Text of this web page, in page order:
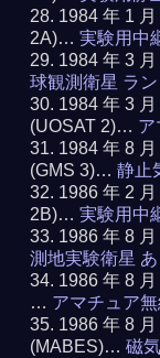
1984 年 1
2A)…実験用中
1984 年 3
球観測衛星 ラ
1984 年 3
(UOSAT 2)… ア
1984 年 8
(GMS 3)…静止
1986 年 2
2B)…実験用中
1986 年 8
測地実験衛星
1986 年 8
… アマチュア
1986 年 8
(MABES)…磁